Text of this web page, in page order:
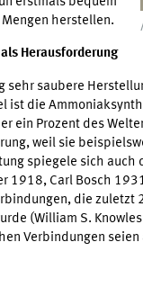
herstellen.
Herausforderung
sehr saubere
ist die
ein Prozent des
weil sie
spiegele sich
1918, Carl Bosch
die
(William S.
Verbindungen